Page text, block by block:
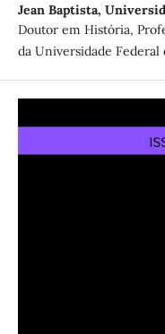
Jean Baptista,
Doutor em História,
da Universidade Federal